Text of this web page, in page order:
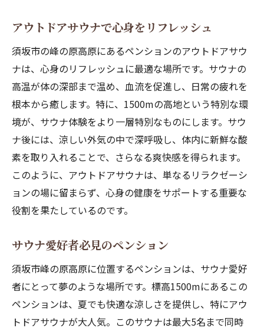
アウトドアサウナで心身をリフレッシュ
須坂市の峰の原高原にあるペンションのアウトドアサウ
ナは、心身のリフレッシュに最適な場所です。サウナの
高温が体の深部まで温め、血流を促進し、日常の疲れを
根本から癒します。特に、1500mの高地という特別な環
境が、サウナ体験をより一層特別なものにします。サウ
ナ後には、涼しい外気の中で深呼吸し、体内に新鮮な酸
素を取り入れることで、さらなる爽快感を得られます。
このように、アウトドアサウナは、単なるリラクゼーシ
ョンの場に留まらず、心身の健康をサポートする重要な
役割を果たしているのです。
サウナ愛好者必見のペンション
須坂市峰の原高原に位置するペンションは、サウナ愛好
者にとって夢のような場所です。標高1500mにあるこの
ペンションは、夏でも快適な涼しさを提供し、特にアウ
トドアサウナが大人気。このサウナは最大5名まで同時